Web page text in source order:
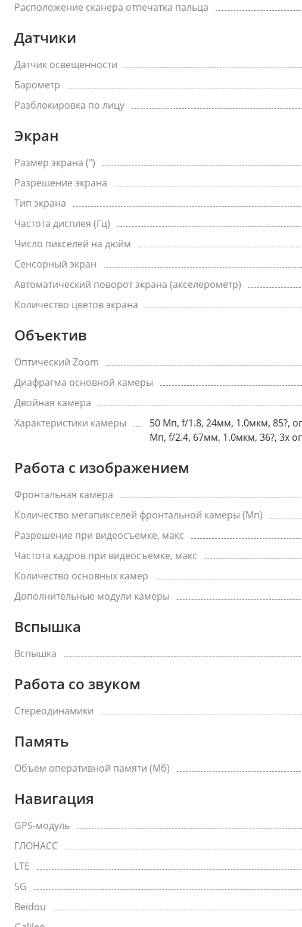
Расположение сканера отпечатка пальца
Датчики
Датчик освещенности
Барометр
Разблокировка по лицу
Экран
Размер экрана (")
Разрешение экрана
Тип экрана
Частота дисплея (Гц)
Число пикселей на дюйм
Сенсорный экран
Автоматический поворот экрана (акселерометр)
Количество цветов экрана
Объектив
Оптический Zoom
Диафрагма основной камеры
Двойная камера
Характеристики камеры
50 Мп, f/1.8, 24мм, 1.0мкм, 85?,
Мп, f/2.4, 67мм, 1.0мкм, 36?, 3x
Работа с изображением
Фронтальная камера
Количество мегапикселей фронтальной камеры (Мп)
Разрешение при видеосъемке, макс
Частота кадров при видеосъемке, макс
Количество основных камер
Дополнительные модули камеры
Вспышка
Вспышка
Работа со звуком
Стереодинамики
Память
Объем оперативной памяти (Мб)
Навигация
GPS-модуль
ГЛОНАСС
LTE
5G
Beidou